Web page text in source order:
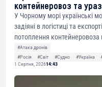
контейнеровоз та
У Чорному морі українські
задіяні в логістиці та
потоплення контейнеровоза
#Атака дронів
#Росія
#Світ #Судно #Україна
1 Серпня, 202614:43